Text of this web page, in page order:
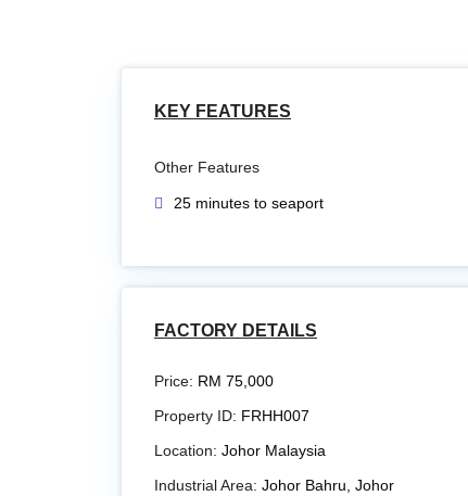
KEY FEATURES
Other Features
25 minutes to seaport
FACTORY DETAILS
Price: RM 75,000
Property ID: FRHH007
Location: Johor Malaysia
Industrial Area: Johor Bahru, Johor